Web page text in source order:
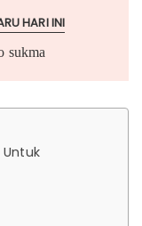
HARI INI
sukma